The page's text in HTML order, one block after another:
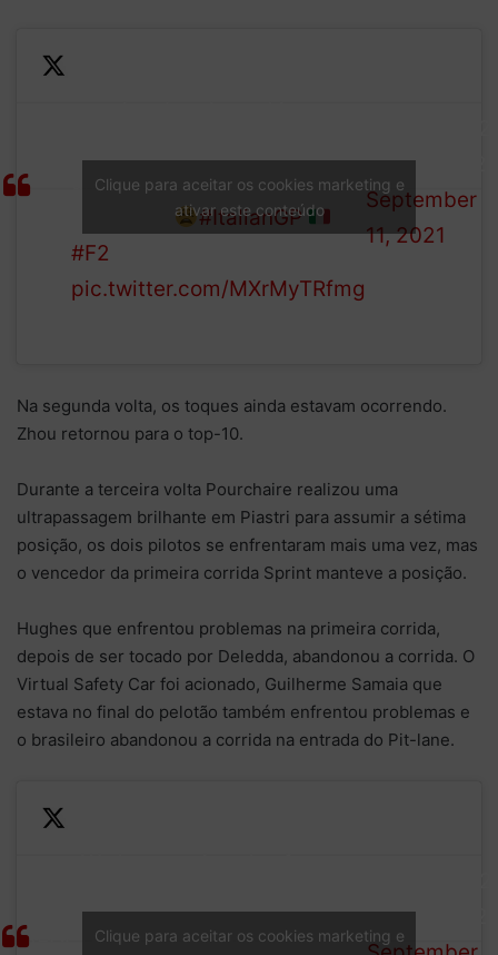
and the pack scamper to
#ItalianGP
#F2
pic.twitter.com/MXrMyTRfmg
(@Formula2)
September
11, 2021
Clique para aceitar os cookies marketing e
ativar este conteúdo
Na segunda volta, os toques ainda estavam ocorrendo.
Zhou retornou para o top-10.
Durante a terceira volta Pourchaire realizou uma
ultrapassagem brilhante em Piastri para assumir a sétima
posição, os dois pilotos se enfrentaram mais uma vez, mas
o vencedor da primeira corrida Sprint manteve a posição.
Hughes que enfrentou problemas na primeira corrida,
depois de ser tocado por Deledda, abandonou a corrida. O
Virtual Safety Car foi acionado, Guilherme Samaia que
estava no final do pelotão também enfrentou problemas e
o brasileiro abandonou a corrida na entrada do Pit-lane.
race after colliding with his
(@Formula2)
Clique para aceitar os cookies marketing e